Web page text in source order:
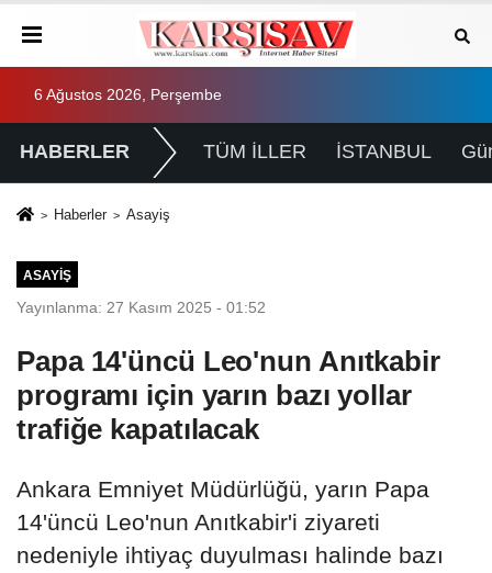
6 Ağustos 2026, Perşembe
HABERLER TÜM İLLER İSTANBUL
Haberler Asayiş
ASAYIŞ
Yayınlanma: 27 Kasım 2025 - 01:52
Papa 14'üncü Leo'nun Anıtkabir
programı için yarın bazı yollar
trafiğe kapatılacak
Ankara Emniyet Müdürlüğü, yarın Papa
14'üncü Leo'nun Anıtkabir'i ziyareti
nedeniyle ihtiyaç duyulması halinde bazı